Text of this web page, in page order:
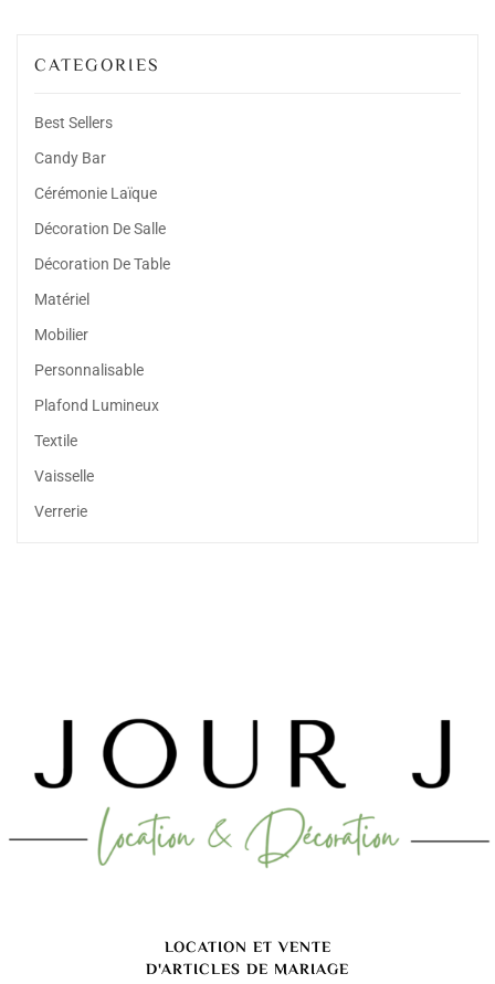
CATEGORIES
Best Sellers
Candy Bar
Cérémonie Laïque
Décoration De Salle
Décoration De Table
Matériel
Mobilier
Personnalisable
Plafond Lumineux
Textile
Vaisselle
Verrerie
LOCATION ET VENTE
D'ARTICLES DE MARIAGE